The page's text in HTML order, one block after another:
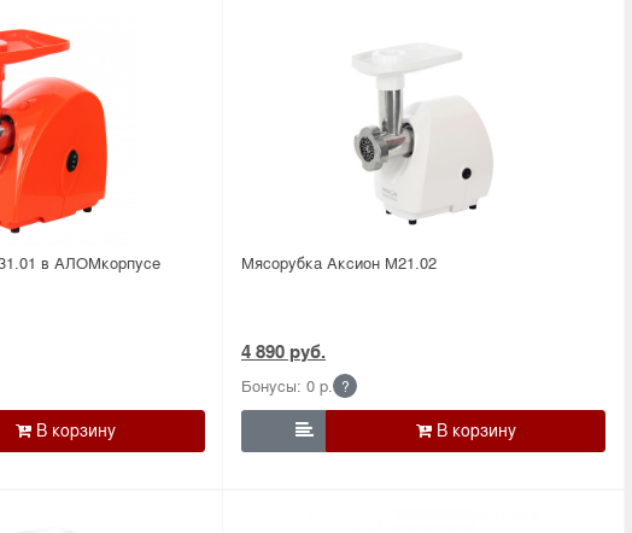
в АЛОМкорпусе Мясорубка Аксион М21.02
4 890 руб.
Бонусы: 0 р. ?
